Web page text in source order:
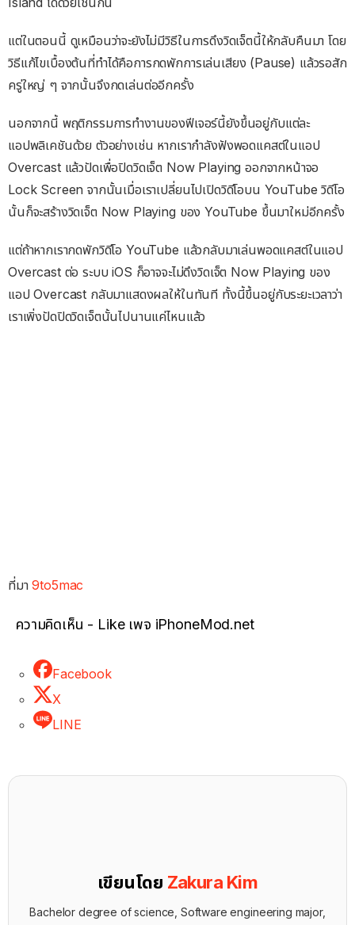
แต่ในตอนนี้ ดูเหมือนว่าจะยังไม่มีวิธีในการดึงวิดเจ็ตนี้ให้กลับคืนมา โดย
วิธีแก้ไขเบื้องต้นที่ทำได้คือการกดพักการเล่นเสียง (Pause) แล้วรอสัก
ครู่ใหญ่ ๆ จากนั้นจึงกดเล่นต่ออีกครั้ง
นอกจากนี้ พฤติกรรมการทำงานของฟีเจอร์นี้ยังขึ้นอยู่กับแต่ละ
แอปพลิเคชันด้วย ตัวอย่างเช่น หากเรากำลังฟังพอดแคสต์ในแอป
Overcast แล้วปัดเพื่อปิดวิดเจ็ต Now Playing ออกจากหน้าจอ
Lock Screen จากนั้นเมื่อเราเปลี่ยนไปเปิดวิดีโอบน YouTube วิดีโอ
นั้นก็จะสร้างวิดเจ็ต Now Playing ของ YouTube ขึ้นมาใหม่อีกครั้ง
แต่ถ้าหากเรากดพักวิดีโอ YouTube แล้วกลับมาเล่นพอดแคสต์ในแอป
Overcast ต่อ ระบบ iOS ก็อาจจะไม่ดึงวิดเจ็ต Now Playing ของ
แอป Overcast กลับมาแสดงผลให้ในทันที ทั้งนี้ขึ้นอยู่กับระยะเวลาว่า
เราเพิ่งปัดปิดวิดเจ็ตนั้นไปนานแค่ไหนแล้ว
ที่มา9to5mac
ความคิดเห็น - Like เพจ iPhoneMod.net
Facebook
X
LINE
เขียนโดย Zakura Kim
Bachelor degree of science, Software engineering major,